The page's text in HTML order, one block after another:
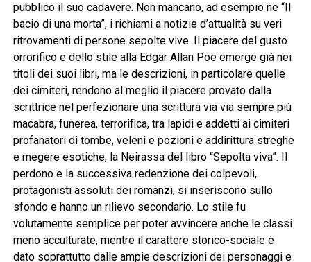
pubblico il suo cadavere. Non mancano, ad esempio ne “Il
bacio di una morta”, i richiami a notizie d’attualità su veri
ritrovamenti di persone sepolte vive. Il piacere del gusto
orrorifico e dello stile alla Edgar Allan Poe emerge già nei
titoli dei suoi libri, ma le descrizioni, in particolare quelle
dei cimiteri, rendono al meglio il piacere provato dalla
scrittrice nel perfezionare una scrittura via via sempre più
macabra, funerea, terrorifica, tra lapidi e addetti ai cimiteri
profanatori di tombe, veleni e pozioni e addirittura streghe
e megere esotiche, la Neirassa del libro “Sepolta viva”. Il
perdono e la successiva redenzione dei colpevoli,
protagonisti assoluti dei romanzi, si inseriscono sullo
sfondo e hanno un rilievo secondario. Lo stile fu
volutamente semplice per poter avvincere anche le classi
meno acculturate, mentre il carattere storico-sociale è
dato soprattutto dalle ampie descrizioni dei personaggi e